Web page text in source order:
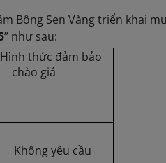
Bông Sen Vàng triển khai
” như sau:
Hình thức đảm bảo
chào giá
Không yêu cầu